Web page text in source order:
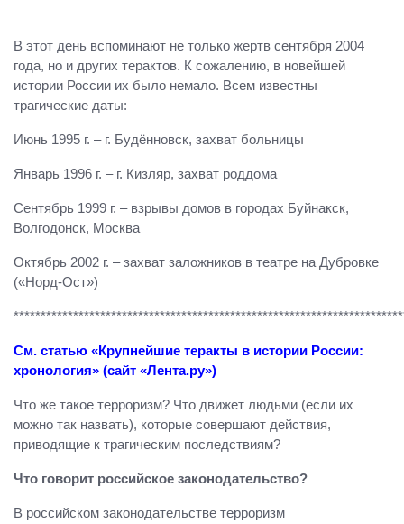
В этот день вспоминают не только жертв сентября 2004
года, но и других терактов. К сожалению, в новейшей
истории России их было немало. Всем известны
трагические даты:
Июнь 1995 г. – г. Будённовск, захват больницы
Январь 1996 г. – г. Кизляр, захват роддома
Сентябрь 1999 г. – взрывы домов в городах Буйнакск,
Волгодонск, Москва
Октябрь 2002 г. – захват заложников в театре на Дубровке
(«Норд-Ост»)
См. статью «Крупнейшие теракты в истории России:
хронология» (сайт «Лента.ру»)
Что же такое терроризм? Что движет людьми (если их
можно так назвать), которые совершают действия,
приводящие к трагическим последствиям?
Что говорит российское законодательство?
В российском законодательстве терроризм